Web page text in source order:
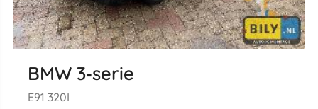
BMW 3‑serie
E91 320I